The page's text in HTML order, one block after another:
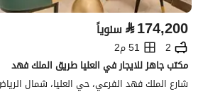
⃁174,200 سنوياً
2
51 م2
مكتب جاهز للايجار في العليا طريق الملك فهد
شارع الملك فهد الفرعي، حي العليا، شمال